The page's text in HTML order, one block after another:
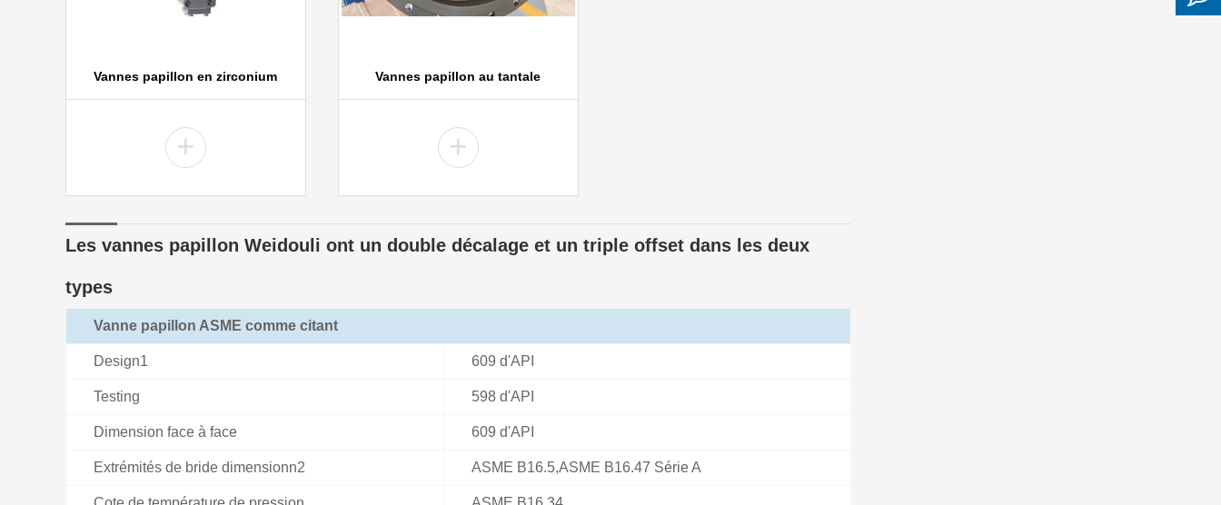
Vannes papillon en zirconium
+
Vannes papillon au tantale
+
Les vannes papillon Weidouli ont un double décalage et un triple offset dans les deux
types
Vanne papillon ASME comme citant
Design1 609 d'API
Testing 598 d'API
Dimension face à face 609 d'API
Extrémités de bride dimensionn2 ASME B16.5,ASME B16.47 Série A